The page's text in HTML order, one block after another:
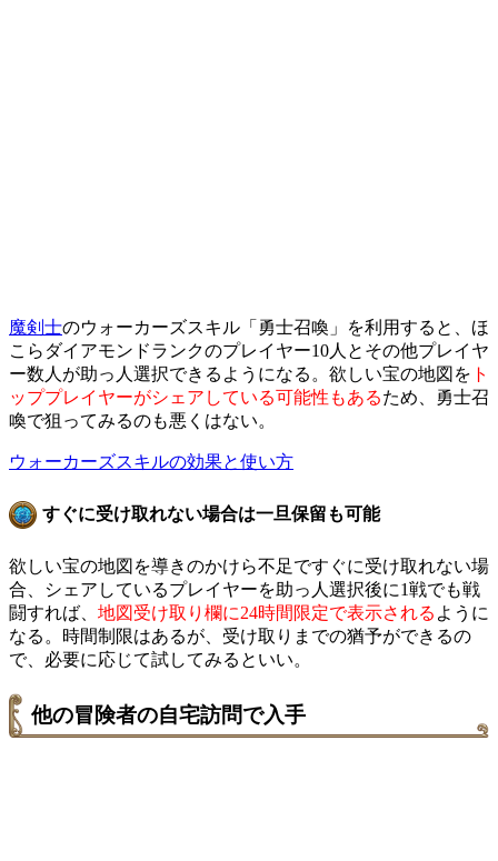
魔剣士のウォーカーズスキル「勇士召喚」を利用すると、ほ
こらダイアモンドランクのプレイヤー10人とその他プレイヤ
ー数人が助っ人選択できるようになる。欲しい宝の地図を ト
ッププレイヤーがシェアしている可能性もあるため、勇士召
喚で狙ってみるのも悪くはない。
ウォーカーズスキルの効果と使い方
すぐに受け取れない場合は一旦保留も可能
欲しい宝の地図を導きのかけら不足ですぐに受け取れない場
合、シェアしているプレイヤーを助っ人選択後に1戦でも戦
闘すれば、 地図受け取り欄に24時間限定で表示される ように
なる。時間制限はあるが、受け取りまでの猶予ができるの
で、必要に応じて試してみるといい。
他の冒険者の自宅訪問で入手